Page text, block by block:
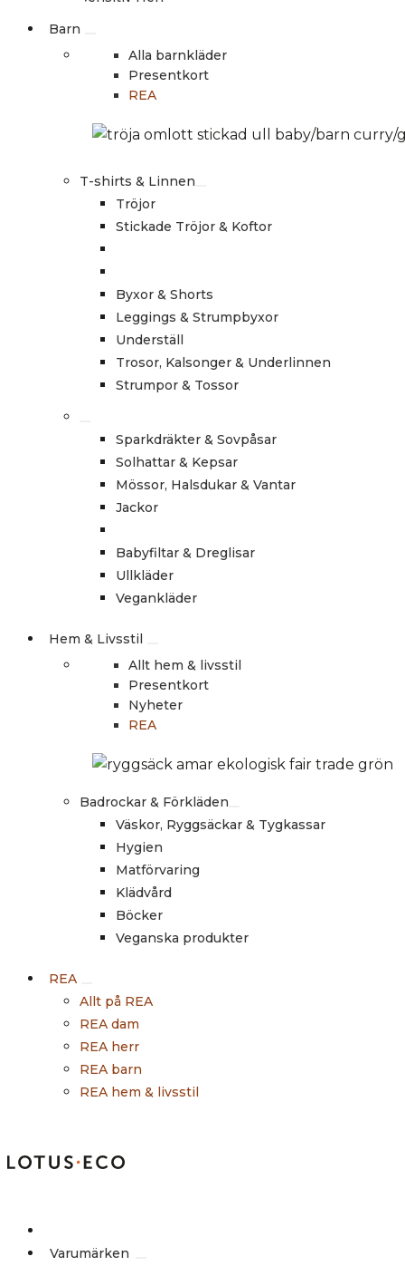
Barn
Alla barnkläder
Presentkort
REA
T-shirts & Linnen
Tröjor
Stickade Tröjor & Koftor
Byxor & Shorts
Leggings & Strumpbyxor
Underställ
Trosor, Kalsonger & Underlinnen
Strumpor & Tossor
Sparkdräkter & Sovpåsar
Solhattar & Kepsar
Mössor, Halsdukar & Vantar
Jackor
Babyfiltar & Dreglisar
Ullkläder
Vegankläder
Hem & Livsstil
Allt hem & livsstil
Presentkort
Nyheter
REA
Badrockar & Förkläden
Väskor, Ryggsäckar & Tygkassar
Hygien
Matförvaring
Klädvård
Böcker
Veganska produkter
REA
Allt på REA
REA dam
REA herr
REA barn
REA hem & livsstil
Varumärken